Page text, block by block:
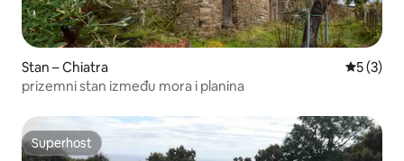
Stan – Chiatra
5 (3)
prizemni stan između mora i planina
Superhost
Superhost